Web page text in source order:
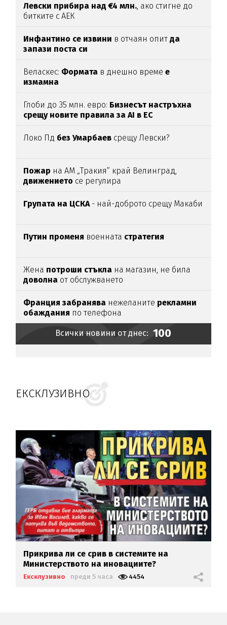
Левски прибира над €4 млн., ако стигне до
битките с АЕК
Инфантино се извини в отчаян опит да
запази поста си
Веласкес: Формата в днешно времее
измамна
Глоби до 35 млн. евро: Бизнесът настръхна
срещу новите правила за AI в ЕС
Локо Пд без Умарбаев срещу Левски?
Пожар на АМ „Тракия“ край Велинград,
движението се регулира
Групата на ЦСКА- най-доброто срещу Макаби
Путин променя военната стратегия
Жена потроши стъкла на магазин, не била
доволна от обслужването
Франция забранява нежеланите рекламни
обаждания по телефона
Всички новини от днес: 100
ЕКСКЛУЗИВНО
Прикрива ли се срив в системите на
Министерството на иновациите?
Ексклузивно преди 5 часа 4454